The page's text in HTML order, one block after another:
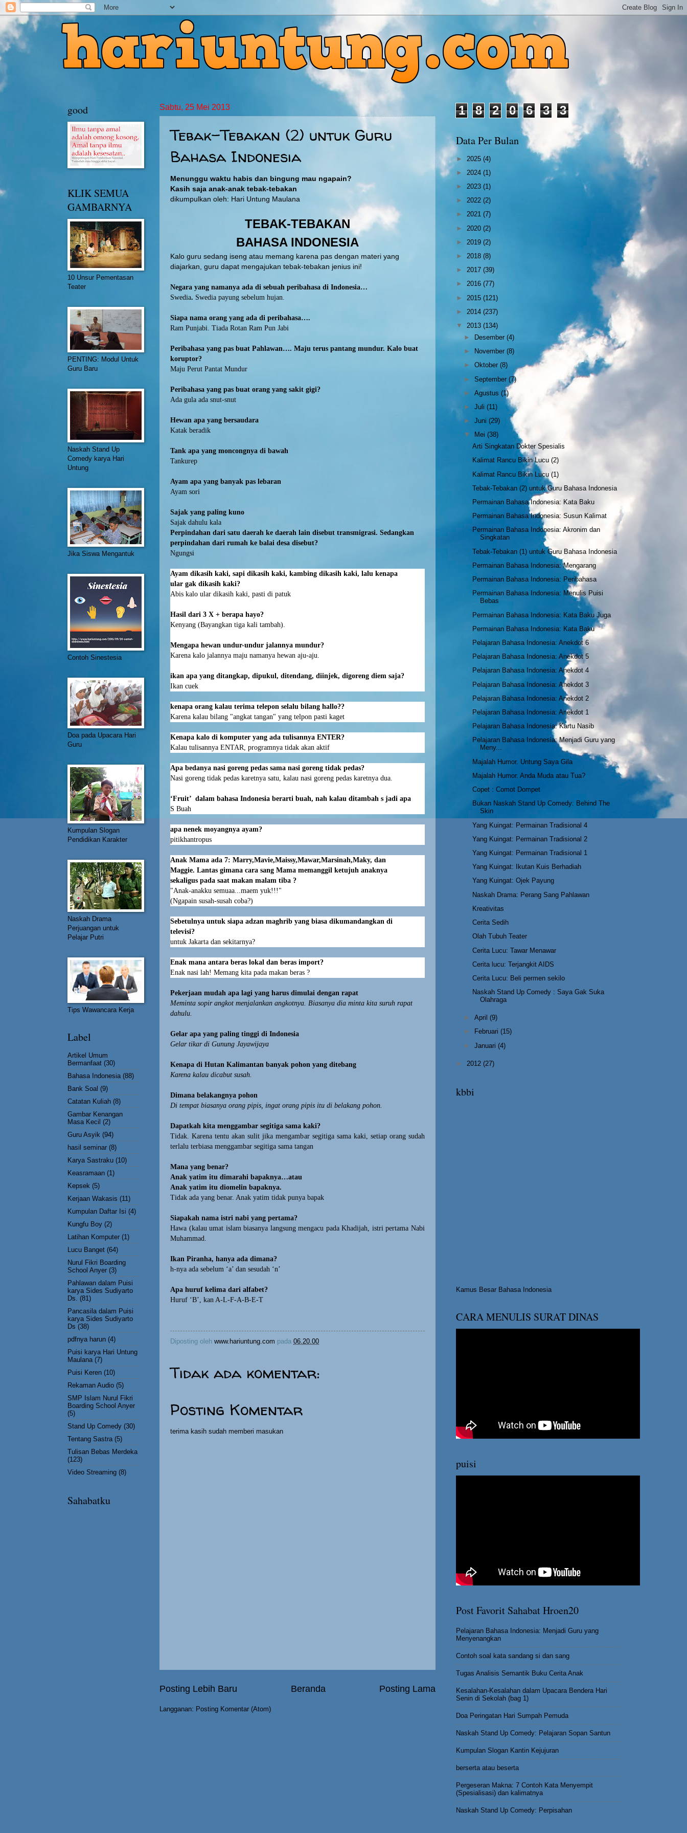
Sabtu, 25 Mei 2013
Tebak-Tebakan (2) untuk Guru
Bahasa Indonesia
Menunggu waktu habis dan bingung mau ngapain?
Kasih saja anak-anak tebak-tebakan
dikumpulkan oleh: Hari Untung Maulana
TEBAK-TEBAKAN
BAHASA INDONESIA
Kalo guru sedang iseng atau memang karena pas dengan materi yang
diajarkan, guru dapat mengajukan tebak-tebakan jenius ini!
Negara yang namanya ada di sebuah peribahasa di Indonesia…
Swedia. Swedia payung sebelum hujan.
Siapa nama orang yang ada di peribahasa….
Ram Punjabi. Tiada Rotan Ram Pun Jabi
Peribahasa yang pas buat Pahlawan…. Maju terus pantang mundur. Kalo buat
koruptor?
Maju Perut Pantat Mundur
Peribahasa yang pas buat orang yang sakit gigi?
Ada gula ada snut-snut
Hewan apa yang bersaudara
Katak beradik
Tank apa yang moncongnya di bawah
Tankurep
Ayam apa yang banyak pas lebaran
Ayam sori
Sajak yang paling kuno
Sajak dahulu kala
Perpindahan dari satu daerah ke daerah lain disebut transmigrasi. Sedangkan
perpindahan dari rumah ke balai desa disebut?
Ngungsi
Ayam dikasih kaki, sapi dikasih kaki, kambing dikasih kaki, lalu kenapa
ular gak dikasih kaki?
Abis kalo ular dikasih kaki, pasti di patuk
Hasil dari 3 X + berapa hayo?
Kenyang (Bayangkan tiga kali tambah).
Mengapa hewan undur-undur jalannya mundur?
Karena kalo jalannya maju namanya hewan aju-aju.
ikan apa yang ditangkap, dipukul, ditendang, diinjek, digoreng diem saja?
Ikan cuek
kenapa orang kalau terima telepon selalu bilang hallo??
Karena kalau bilang "angkat tangan" yang telpon pasti kaget
Kenapa kalo di komputer yang ada tulisannya ENTER?
Kalau tulisannya ENTAR, programnya tidak akan aktif
Apa bedanya nasi goreng pedas sama nasi goreng tidak pedas?
Nasi goreng tidak pedas karetnya satu, kalau nasi goreng pedas karetnya dua.
‘Fruit’ dalam bahasa Indonesia berarti buah, nah kalau ditambah s jadi apa
S Buah
apa nenek moyangnya ayam?
pitikhantropus
Anak Mama ada 7: Marry,Mavie,Maissy,Mawar,Marsinah,Maky, dan
Maggie. Lantas gimana cara sang Mama memanggil ketujuh anaknya
sekaligus pada saat makan malam tiba ?
"Anak-anakku semuaa...maem yuk!!!"
(Ngapain susah-susah coba?)
Sebetulnya untuk siapa adzan maghrib yang biasa dikumandangkan di
televisi?
untuk Jakarta dan sekitarnya?
Enak mana antara beras lokal dan beras import?
Enak nasi lah! Memang kita pada makan beras ?
Pekerjaan mudah apa lagi yang harus dimulai dengan rapat
Meminta sopir angkot menjalankan angkotnya. Biasanya dia minta kita suruh rapat
dahulu.
Gelar apa yang paling tinggi di Indonesia
Gelar tikar di Gunung Jayawijaya
Kenapa di Hutan Kalimantan banyak pohon yang ditebang
Karena kalau dicabut susah.
Dimana belakangnya pohon
Di tempat biasanya orang pipis, ingat orang pipis itu di belakang pohon.
Dapatkah kita menggambar segitiga sama kaki?
Tidak. Karena tentu akan sulit jika mengambar segitiga sama kaki, setiap orang sudah
terlalu terbiasa menggambar segitiga sama tangan
Mana yang benar?
Anak yatim itu dimarahi bapaknya…atau
Anak yatim itu diomelin bapaknya.
Tidak ada yang benar. Anak yatim tidak punya bapak
Siapakah nama istri nabi yang pertama?
Hawa (kalau umat islam biasanya langsung mengacu pada Khadijah, istri pertama Nabi
Muhammad.
Ikan Piranha, hanya ada dimana?
h-nya ada sebelum ‘a’ dan sesudah ‘n’
Apa huruf kelima dari alfabet?
Huruf ‘B’, kan A-L-F-A-B-E-T
Diposting oleh www.hariuntung.com pada 06.20.00
Tidak ada komentar:
Posting Komentar
terima kasih sudah memberi masukan
Posting Lebih Baru Posting Lama
Beranda
Langganan: Posting Komentar (Atom)
good
KLIK SEMUA
GAMBARNYA
10 Unsur Pementasan
Teater
PENTING: Modul Untuk
Guru Baru
Naskah Stand Up
Comedy karya Hari
Untung
Jika Siswa Mengantuk
Contoh Sinestesia
Doa pada Upacara Hari
Guru
Kumpulan Slogan
Pendidikan Karakter
Naskah Drama
Perjuangan untuk
Pelajar Putri
Tips Wawancara Kerja
Label
Artikel Umum
Bermanfaat (30)
Bahasa Indonesia (88)
Bank Soal (9)
Catatan Kuliah (8)
Gambar Kenangan
Masa Kecil (2)
Guru Asyik (94)
hasil seminar (8)
Karya Sastraku (10)
Keasramaan (1)
Kepsek (5)
Kerjaan Wakasis (11)
Kumpulan Daftar Isi (4)
Kungfu Boy (2)
Latihan Komputer (1)
Lucu Banget (64)
Nurul Fikri Boarding
School Anyer (3)
Pahlawan dalam Puisi
karya Sides Sudiyarto
Ds. (81)
Pancasila dalam Puisi
karya Sides Sudiyarto
Ds (38)
pdfnya harun (4)
Puisi karya Hari Untung
Maulana (7)
Puisi Keren (10)
Rekaman Audio (5)
SMP Islam Nurul Fikri
Boarding School Anyer
(5)
Stand Up Comedy (30)
Tentang Sastra (5)
Tulisan Bebas Merdeka
(123)
Video Streaming (8)
Sahabatku
1 8 2 0 6 3 3
Data Per Bulan
► 2025 (4)
► 2024 (1)
► 2023 (1)
► 2022 (2)
► 2021 (7)
► 2020 (2)
► 2019 (2)
► 2018 (8)
► 2017 (39)
► 2016 (77)
► 2015 (121)
► 2014 (237)
▼ 2013 (134)
►
Desember(4)
►
November(8)
►Oktober(8)
►September(7)
►Agustus(1)
►Juli(11)
►Juni(29)
▼
Mei(38)
Arti Singkatan Dokter Spesialis
Kalimat Rancu Bikin Lucu (2)
Kalimat Rancu Bikin Lucu (1)
Tebak-Tebakan (2) untuk Guru Bahasa Indonesia
Permainan Bahasa Indonesia: Kata Baku
Permainan Bahasa Indonesia: Susun Kalimat
Permainan Bahasa Indonesia: Akronim dan
Singkatan
Tebak-Tebakan (1) untuk Guru Bahasa Indonesia
Permainan Bahasa Indonesia: Mengarang
Permainan Bahasa Indonesia: Peribahasa
Permainan Bahasa Indonesia: Menulis Puisi
Bebas
Permainan Bahasa Indonesia: Kata Baku Juga
Permainan Bahasa Indonesia: Kata Baku
Pelajaran Bahasa Indonesia: Anekdot 6
Pelajaran Bahasa Indonesia: Anekdot 5
Pelajaran Bahasa Indonesia: Anekdot 4
Pelajaran Bahasa Indonesia: Anekdot 3
Pelajaran Bahasa Indonesia: Anekdot 2
Pelajaran Bahasa Indonesia: Anekdot 1
Pelajaran Bahasa Indonesia: Kartu Nasib
Pelajaran Bahasa Indonesia: Menjadi Guru yang
Meny...
Majalah Humor. Untung Saya Gila
Majalah Humor. Anda Muda atau Tua?
Copet : Comot Dompet
Bukan Naskah Stand Up Comedy: Behind The
Skin
Yang Kuingat: Permainan Tradisional 4
Yang Kuingat: Permainan Tradisional 2
Yang Kuingat: Permainan Tradisional 1
Yang Kuingat: Ikutan Kuis Berhadiah
Yang Kuingat: Ojek Payung
Naskah Drama: Perang Sang Pahlawan
Kreativitas
Cerita Sedih
Olah Tubuh Teater
Cerita Lucu: Tawar Menawar
Cerita lucu: Terjangkit AIDS
Cerita Lucu: Beli permen sekilo
Naskah Stand Up Comedy : Saya Gak Suka
Olahraga
►April(9)
►
Februari(15)
►Januari(4)
► 2012 (27)
kbbi
Kamus Besar Bahasa Indonesia
CARA MENULIS SURAT DINAS
puisi
Post Favorit Sahabat Hroen20
Pelajaran Bahasa Indonesia: Menjadi Guru yang
Menyenangkan
Contoh soal kata sandang si dan sang
Tugas Analisis Semantik Buku Cerita Anak
Kesalahan-Kesalahan dalam Upacara Bendera Hari
Senin di Sekolah (bag 1)
Doa Peringatan Hari Sumpah Pemuda
Naskah Stand Up Comedy: Pelajaran Sopan Santun
Kumpulan Slogan Kantin Kejujuran
berserta atau beserta
Pergeseran Makna: 7 Contoh Kata Menyempit
(Spesialisasi) dan kalimatnya
Naskah Stand Up Comedy: Perpisahan